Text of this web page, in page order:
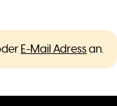
E-Mail Adressan.